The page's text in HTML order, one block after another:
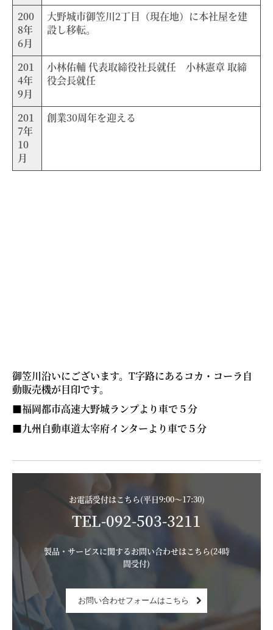
200
8年
6月
大野城市御笠川2丁目（現在地）に本社屋を建
設し移転。
201
4年
9月
小林佑輔 代表取締役社長就任 小林憲章 取締
役会長就任
201
7年
10
月
創業30周年を迎える
御笠川沿いにございます。T字路にあるコカ・コーラ自
動販売機が目印です。
■福岡都市高速大野城ランプより車で５分
■九州自動車道太宰府インターより車で５分
お電話受付はこちら(平日9:00〜17:30)
TEL-092-503-3211
製品・サービスに関するお問い合わせはこちら(24時
間受付)
お問い合わせフォームはこちら